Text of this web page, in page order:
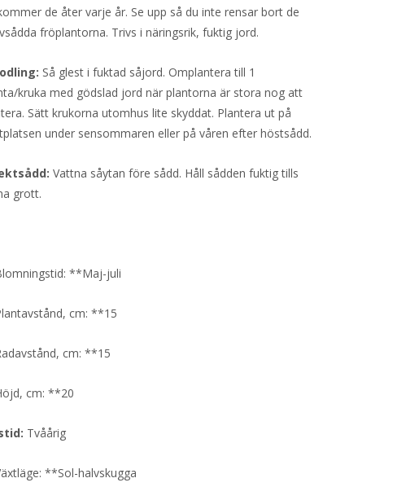
de åter varje år. Se upp så du inte rensar bort de
fröplantorna. Trivs i näringsrik, fuktig jord.
Så glest i fuktad såjord. Omplantera till 1
kruka med gödslad jord när plantorna är stora nog att
Sätt krukorna utomhus lite skyddat. Plantera ut på
under sensommaren eller på våren efter höstsådd.
Vattna såytan före sådd. Håll sådden fuktig tills
grott.
**Maj-juli
cm: **15
cm: **15
cm: **20
Tvåårig
**Sol-halvskugga